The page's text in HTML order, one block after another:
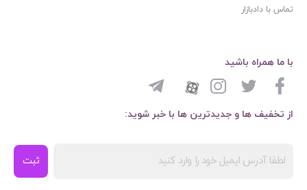
تماس با دادبازار
از تخفیف ها و جدیدترین ها با خبر شوید:
ثبت
با ما همراه باشید